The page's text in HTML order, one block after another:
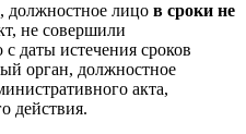
должностное лицо в сроки не
не совершили
даты истечения сроков
орган, должностное
акта,
действия.